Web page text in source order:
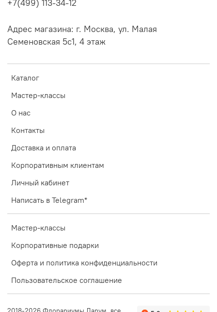
Каталог
Мастер-классы
О нас
Контакты
Доставка и оплата
Корпоративным клиентам
Личный кабинет
Написать в Telegram*
Мастер-классы
Корпоративные подарки
Оферта и политика конфиденциальности
Пользовательское соглашение
+7(499) 113-34-12
Адрес магазина: г. Москва, ул. Малая
Семеновская 5с1, 4 этаж